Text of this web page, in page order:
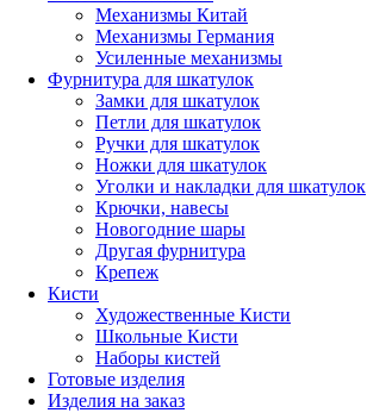
Механизмы Китай
Механизмы Германия
Усиленные механизмы
Фурнитура для шкатулок
Замки для шкатулок
Петли для шкатулок
Ручки для шкатулок
Ножки для шкатулок
Уголки и накладки для шкатулок
Крючки, навесы
Новогодние шары
Другая фурнитура
Крепеж
Кисти
Художественные Кисти
Школьные Кисти
Наборы кистей
Готовые изделия
Изделия на заказ